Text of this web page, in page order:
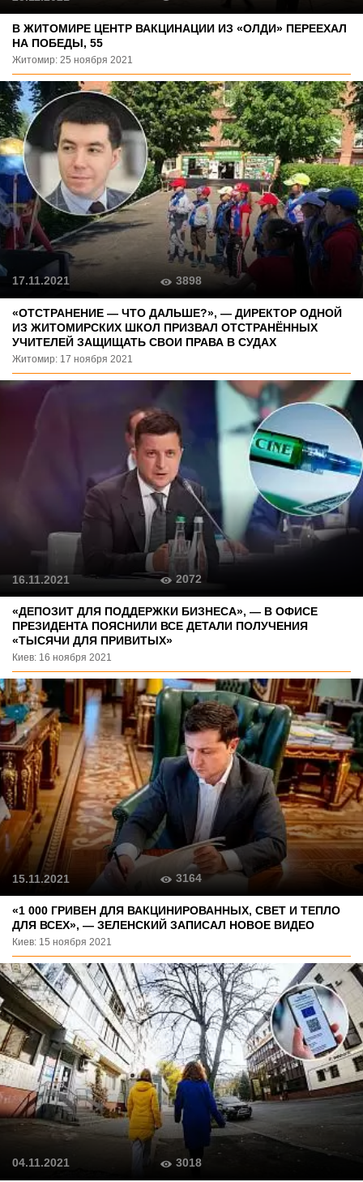
В ЖИТОМИРЕ ЦЕНТР ВАКЦИНАЦИИ ИЗ «ОЛДИ» ПЕРЕЕХАЛ
НА ПОБЕДЫ, 55
Житомир: 25 ноября 2021
«ОТСТРАНЕНИЕ — ЧТО ДАЛЬШЕ?», — ДИРЕКТОР ОДНОЙ
ИЗ ЖИТОМИРСКИХ ШКОЛ ПРИЗВАЛ ОТСТРАНЁННЫХ
УЧИТЕЛЕЙ ЗАЩИЩАТЬ СВОИ ПРАВА В СУДАХ
Житомир: 17 ноября 2021
17.11.2021 3898
«ДЕПОЗИТ ДЛЯ ПОДДЕРЖКИ БИЗНЕСА», — В ОФИСЕ
ПРЕЗИДЕНТА ПОЯСНИЛИ ВСЕ ДЕТАЛИ ПОЛУЧЕНИЯ
«ТЫСЯЧИ ДЛЯ ПРИВИТЫХ»
Киев: 16 ноября 2021
16.11.2021 2072
«1 000 ГРИВЕН ДЛЯ ВАКЦИНИРОВАННЫХ, СВЕТ И ТЕПЛО
ДЛЯ ВСЕХ», — ЗЕЛЕНСКИЙ ЗАПИСАЛ НОВОЕ ВИДЕО
Киев: 15 ноября 2021
15.11.2021 3164
04.11.2021 3018